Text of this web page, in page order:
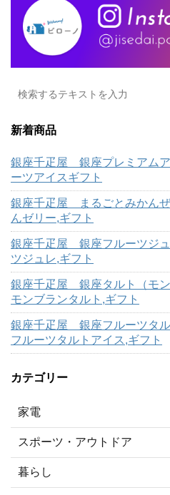
新着商品
銀座千疋屋 銀座プレミアム
ーツアイスギフト
銀座千疋屋 まるごとみかん
んゼリー,ギフト
銀座千疋屋 銀座フルーツジ
ツジュレ,ギフト
銀座千疋屋 銀座タルト（モ
モンブランタルト,ギフト
銀座千疋屋 銀座フルーツタ
フルーツタルトアイス,ギフト
カテゴリー
家電
スポーツ・アウトドア
暮らし